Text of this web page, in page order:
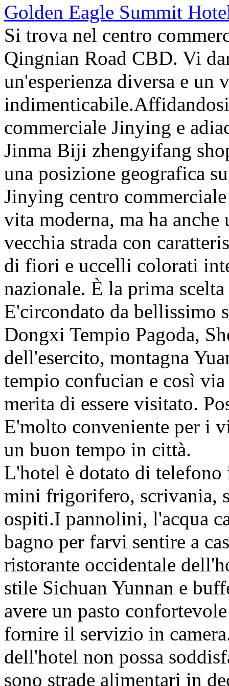
Golden Eagle Summit
Si trova nel centro
Qingnian Road CBD. Vi
un'esperienza diversa e un
commerciale Jinying e
Jinma Biji zhengyifang
una posizione geografica
Jinying centro
vita moderna, ma ha
vecchia strada con
di fiori e uccelli colorati
nazionale. È la prima
E'circondato da bellissimo
Dongxi Tempio Pagoda,
dell'esercito, montagna
tempio confucian e così
merita di essere visitato.
E'molto conveniente per i
un buon tempo in città.
L'hotel è dotato di telefono
mini frigorifero, scrivania,
ospiti.I pannolini, l'acqua
bagno per farvi sentire a
ristorante occidentale
stile Sichuan Yunnan e
avere un pasto
fornire il servizio in
dell'hotel non possa
sono strade alimentari in